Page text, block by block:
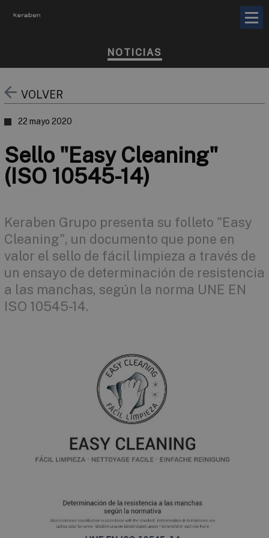
NOTICIAS
VOLVER
22 mayo 2020
Sello "Easy Cleaning"
(ISO 10545-14)
Keraben Grupo presenta su folleto "Easy
Cleaning", un documento que pone en
valor el sello de fácil limpieza a través de
un ensayo de determinación de resistencia
a las manchas, según la norma UNE EN
ISO 10545-14.